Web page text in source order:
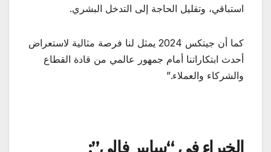
استباقي، وتقليل الحاجة إلى التدخل البشري.
كما أن جيتكس 2024 يمثل لنا فرصة مثالية لاستعراض
أحدث ابتكاراتنا أمام جمهور عالمي من قادة القطاع
والشركاء والعملاء.”
الخبراء في “سايبر فالي”: